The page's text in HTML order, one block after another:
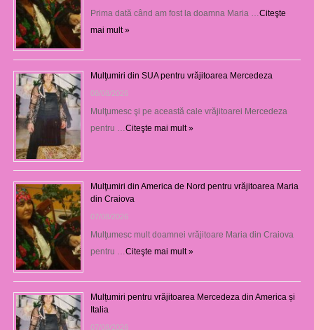
Prima dată când am fost la doamna Maria … Citeşte
mai mult »
Mulţumiri din SUA pentru vrăjitoarea Mercedeza
08/08/2026
Mulţumesc şi pe această cale vrăjitoarei Mercedeza
pentru … Citeşte mai mult »
Mulţumiri din America de Nord pentru vrăjitoarea Maria
din Craiova
07/08/2026
Mulţumesc mult doamnei vrăjitoare Maria din Craiova
pentru … Citeşte mai mult »
Mulțumiri pentru vrăjitoarea Mercedeza din America și
Italia
07/08/2026